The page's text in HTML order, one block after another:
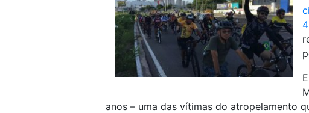
anos – uma das vítimas do atropelamento